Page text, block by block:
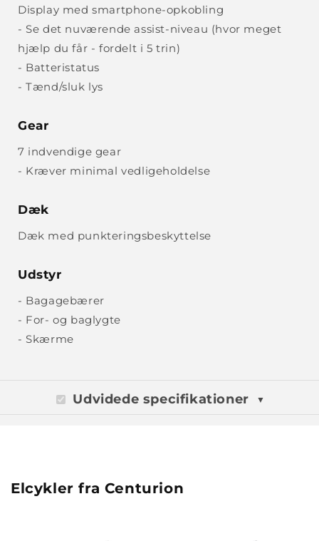
Display med smartphone-opkobling
- Se det nuværende assist-niveau (hvor meget
hjælp du får - fordelt i 5 trin)
- Batteristatus
- Tænd/sluk lys
Gear
7 indvendige gear
- Kræver minimal vedligeholdelse
Dæk
Dæk med punkteringsbeskyttelse
Udstyr
- Bagagebærer
- For- og baglygte
- Skærme
Udvidede specifikationer
Elcykler fra Centurion